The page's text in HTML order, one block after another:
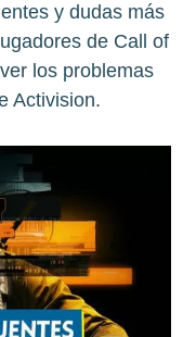
y dudas más
de Call of
los problemas
Activision.